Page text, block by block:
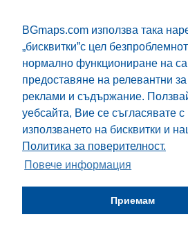
BGmaps.com използва така
„бисквитки”с цел
нормално функциониране на
предоставяне на релевантни
реклами и съдържание.
уебсайта, Вие се съгласявате с
използването на бисквитки и
Политика за поверителност.
Повече информация
Приемам